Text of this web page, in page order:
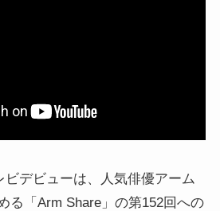
デビューは、人気俳優アーム
る「Arm Share」の第152回への